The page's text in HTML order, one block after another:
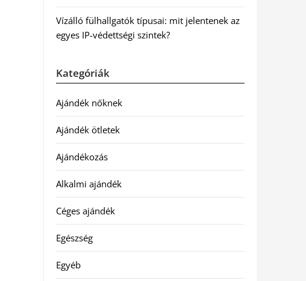
Vízálló fülhallgatók típusai: mit jelentenek az
egyes IP-védettségi szintek?
Kategóriák
Ajándék nőknek
Ajándék ötletek
Ajándékozás
Alkalmi ajándék
Céges ajándék
Egészség
Egyéb